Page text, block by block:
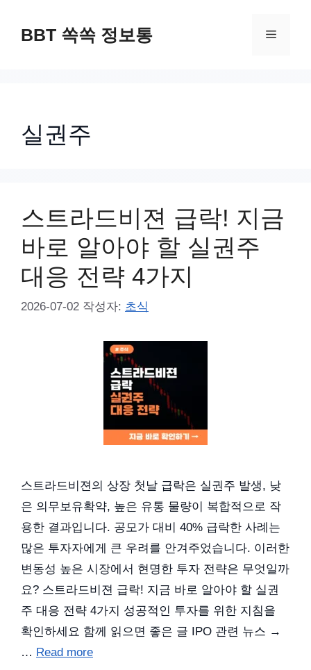
BBT 쏙쏙 정보통 메
실권주
스트라드비젼 급락! 지금
바로 알아야 할 실권주
대응 전략 4가지
2026-07-02 작성자: 초식
스트라드비젼의 상장 첫날 급락은 실권주 발생, 낮
은 의무보유확약, 높은 유통 물량이 복합적으로 작
용한 결과입니다. 공모가 대비 40% 급락한 사례는
많은 투자자에게 큰 우려를 안겨주었습니다. 이러한
변동성 높은 시장에서 현명한 투자 전략은 무엇일까
요? 스트라드비젼 급락! 지금 바로 알아야 할 실권
주 대응 전략 4가지 성공적인 투자를 위한 지침을
확인하세요 함께 읽으면 좋은 글 IPO 관련 뉴스 →
… Read more